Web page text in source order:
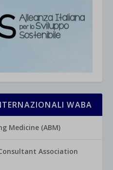
WABA
Medicine (ABM)
Association